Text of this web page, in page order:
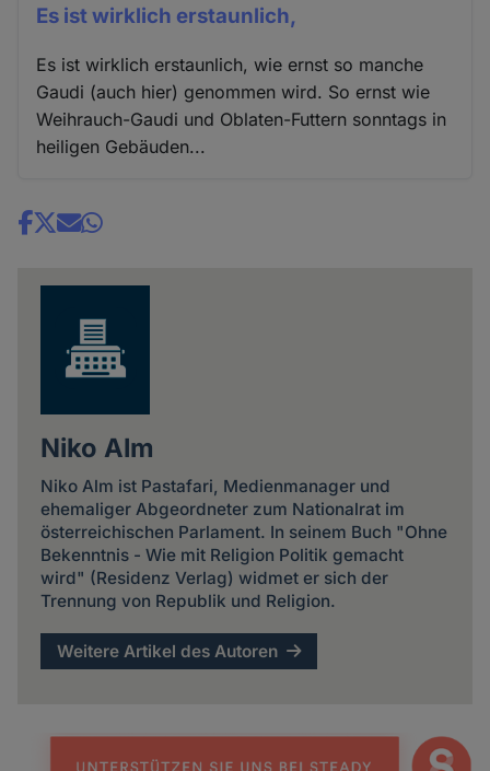
Es ist wirklich erstaunlich,
Es ist wirklich erstaunlich, wie ernst so manche
Gaudi (auch hier) genommen wird. So ernst wie
Weihrauch-Gaudi und Oblaten-Futtern sonntags in
heiligen Gebäuden...
Share
Niko Alm
Niko Alm ist Pastafari, Medienmanager und
ehemaliger Abgeordneter zum Nationalrat im
österreichischen Parlament. In seinem Buch "Ohne
Bekenntnis - Wie mit Religion Politik gemacht
wird" (Residenz Verlag) widmet er sich der
Trennung von Republik und Religion.
Weitere Artikel des Autoren